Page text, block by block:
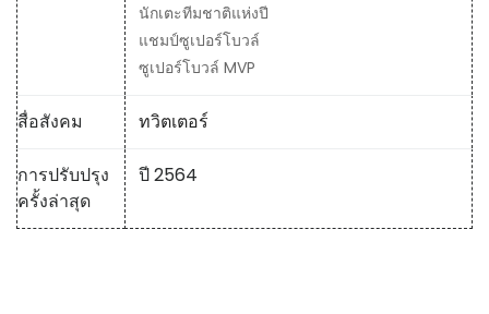
นักเตะทีมชาติแห่งปี
แชมป์ซูเปอร์โบวล์
ซูเปอร์โบวล์ MVP
สื่อสังคม ทวิตเตอร์
การปรับปรุง
ครั้งล่าสุด
ปี 2564